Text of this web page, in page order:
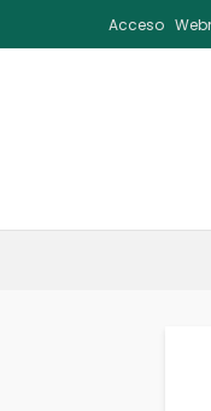
Acceso